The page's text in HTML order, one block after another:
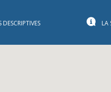
DESCRIPTIVES LA